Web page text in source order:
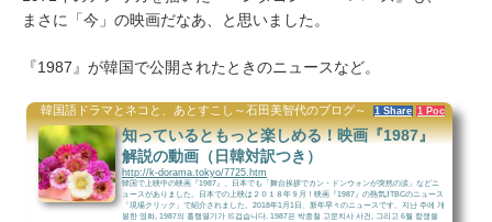
まさに「今」の映画だなあ、と思いました。
『1987』が韓国で公開されたときのニュースなど。
韓国語ドラマとネコと、あとすこし～石田美智代のブログ～ 1 Share 1 Pocket
知っているともっと楽しめる！映画『1987』
解説の動画（日韓対訳つき）
http://k-dorama.tokyo/7725.htm
韓国で上映中の映画『1987』、日本でも「舞台挨拶でカン・ドンウォンが突然の涙」などニ
ュースがありました。日本での上映は２０１８年９月！映画『1987』の熱気JTBCのニュース
「現場クリック」で紹介されました。2018年1月1日、新年早々のニュースです。지난 주에 개
봉한 영화, 1987의 흥행열기가 뜨겁습니다. 1987은 박종철 고문치사 사건, 그리고 6월 항쟁을